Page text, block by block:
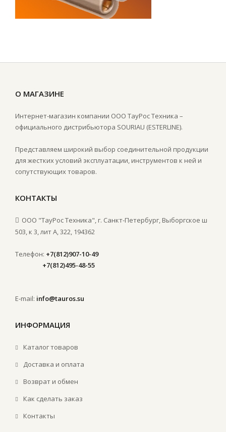
О МАГАЗИНЕ
Интернет-магазин компании ООО ТауРос Техника –
официального дистрибьютора SOURIAU (ESTERLINE).
Представляем широкий выбор соединительной продукции
для жестких условий эксплуатации, инструментов к ней и
сопутствующих товаров.
КОНТАКТЫ
ООО "ТауРос Техника", г. Санкт-Петербург, Выборгское ш
503, к 3, лит А, 322, 194362
Телефон: +7(812)907-10-49
+7(812)495-48-55
E-mail: info@tauros.su
ИНФОРМАЦИЯ
Каталог товаров
Доставка и оплата
Возврат и обмен
Как сделать заказ
Контакты